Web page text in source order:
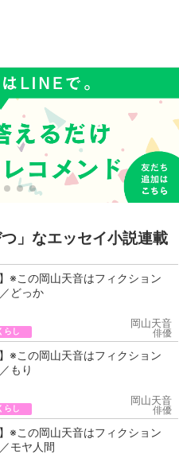
」なエッセイ小説連載
※この岡山天音はフィクション
どっか
らし
岡山天音
俳優
※この岡山天音はフィクション
もり
らし
岡山天音
俳優
※この岡山天音はフィクション
モヤ人間